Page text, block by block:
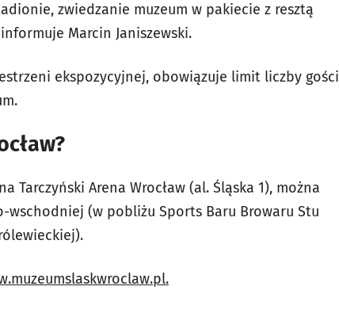
zwiedzanie muzeum w pakiecie z resztą
Marcin Janiszewski.
ekspozycyjnej, obowiązuje limit liczby gości
Tarczyński Arena Wrocław (al. Śląska 1), można
(w pobliżu Sports Baru Browaru Stu